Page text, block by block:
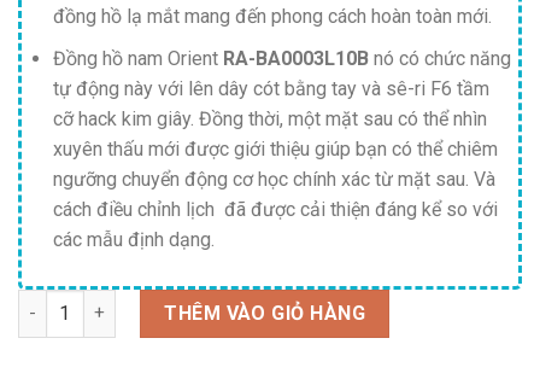
đồng hồ lạ mắt mang đến phong cách hoàn toàn mới.
Đồng hồ nam Orient RA-BA0003L10B nó có chức năng
tự động này với lên dây cót bằng tay và sê-ri F6 tầm
cỡ hack kim giây. Đồng thời, một mặt sau có thể nhìn
xuyên thấu mới được giới thiệu giúp bạn có thể chiêm
ngưỡng chuyển động cơ học chính xác từ mặt sau. Và
cách điều chỉnh lịch đã được cải thiện đáng kể so với
các mẫu định dạng.
Số lượng THÊM VÀO GIỎ HÀNG